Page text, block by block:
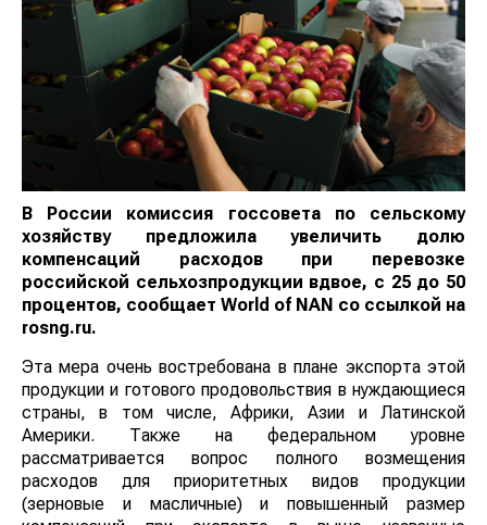
В России комиссия госсовета по сельскому
хозяйству предложила увеличить долю
компенсаций расходов при перевозке
российской сельхозпродукции вдвое, с 25 до 50
процентов, сообщает World of NAN со ссылкой на
rosng.ru.
Эта мера очень востребована в плане экспорта этой
продукции и готового продовольствия в нуждающиеся
страны, в том числе, Африки, Азии и Латинской
Америки. Также на федеральном уровне
рассматривается вопрос полного возмещения
расходов для приоритетных видов продукции
(зерновые и масличные) и повышенный размер